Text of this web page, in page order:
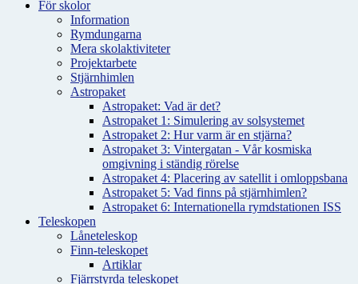
För skolor
Information
Rymdungarna
Mera skolaktiviteter
Projektarbete
Stjärnhimlen
Astropaket
Astropaket: Vad är det?
Astropaket 1: Simulering av solsystemet
Astropaket 2: Hur varm är en stjärna?
Astropaket 3: Vintergatan - Vår kosmiska
omgivning i ständig rörelse
Astropaket 4: Placering av satellit i omloppsbana
Astropaket 5: Vad finns på stjärnhimlen?
Astropaket 6: Internationella rymdstationen ISS
Teleskopen
Låneteleskop
Finn-teleskopet
Artiklar
Fjärrstyrda teleskopet